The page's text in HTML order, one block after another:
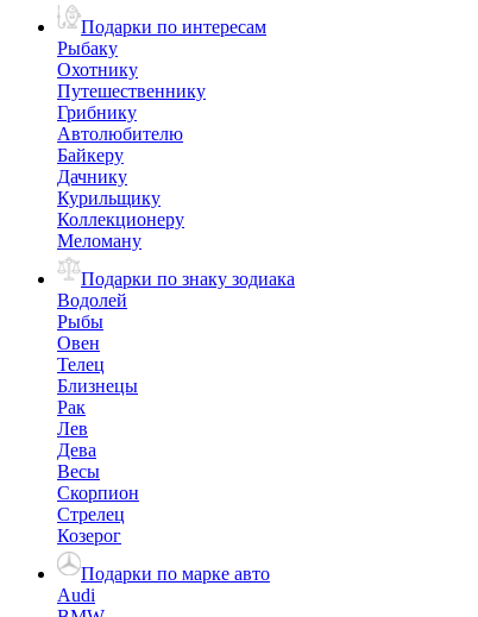
Подарки по интересам
Рыбаку
Охотнику
Путешественнику
Грибнику
Автолюбителю
Байкеру
Дачнику
Курильщику
Коллекционеру
Меломану
Подарки по знаку зодиака
Водолей
Рыбы
Овен
Телец
Близнецы
Рак
Лев
Дева
Весы
Скорпион
Стрелец
Козерог
Подарки по марке авто
Audi